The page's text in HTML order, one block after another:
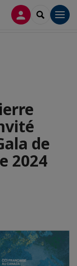
CONNEXION
du Gala de
de
2024